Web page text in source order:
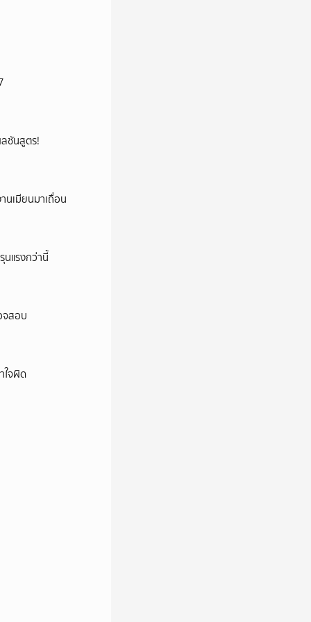
ชันสูตร!
นเมียนมาเถื่อน
นแรงกว่านี้
จสอบ
ใจผิด